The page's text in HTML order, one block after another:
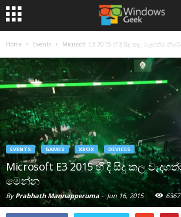
Home Events Microsoft E3 2015 හී දී සිදු කල වැදගත්ම
EVENTS GAMES XBOX DEVICES
Microsoft E3 2015 හී දී සිදු කල
මෙන්න
By Prabhath Mannapperuma - Jun 16, 2015 6367